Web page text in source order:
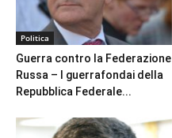
Politica
Guerra contro la Federazione
Russa – I guerrafondai della
Repubblica Federale...